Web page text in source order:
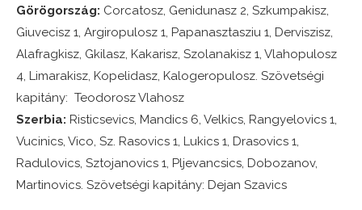
Görögország: Corcatosz, Genidunasz 2, Szkumpakisz,
Giuvecisz 1, Argiropulosz 1, Papanasztasziu 1, Derviszisz,
Alafragkisz, Gkilasz, Kakarisz, Szolanakisz 1, Vlahopulosz
4, Limarakisz, Kopelidasz, Kalogeropulosz. Szövetségi
kapitány: Teodorosz Vlahosz
Szerbia: Risticsevics, Mandics 6, Velkics, Rangyelovics 1,
Vucinics, Vico, Sz. Rasovics 1, Lukics 1, Drasovics 1,
Radulovics, Sztojanovics 1, Pljevancsics, Dobozanov,
Martinovics. Szövetségi kapitány: Dejan Szavics